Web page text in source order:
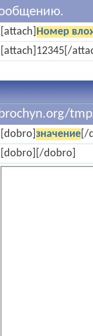
[attach] Номер
[attach]12345[/
[dobro] значение[/
[dobro][/dobro]